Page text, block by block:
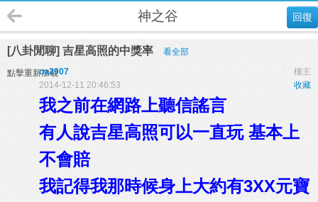
回復
神之谷
[八卦閒聊] 吉星高照的中獎率 看全部
點擊重新加載 樓主
oa2907
收藏
2014-12-11 20:46:53
我之前在網路上聽信謠言
有人說吉星高照可以一直玩 基本上
不會賠
我記得我那時候身上大約有3XX元寶